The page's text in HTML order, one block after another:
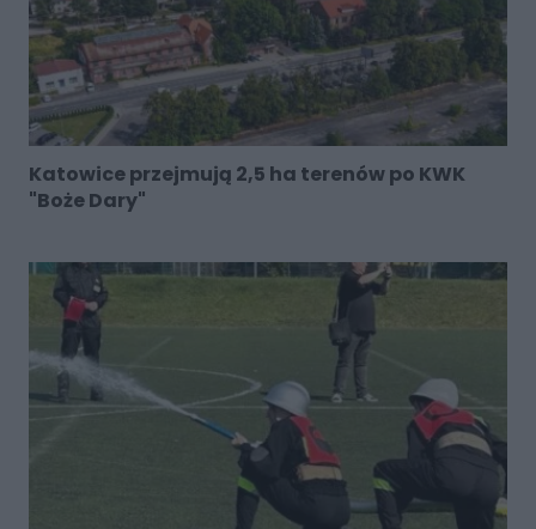
Katowice przejmują 2,5 ha terenów po KWK
"Boże Dary"